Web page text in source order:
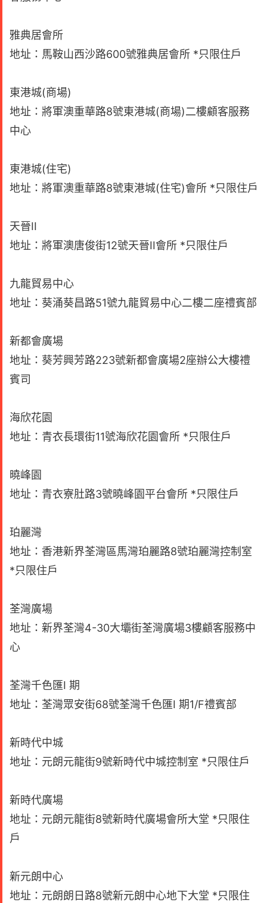
雅典居會所
地址：馬鞍山西沙路600號雅典居會所 *只限住戶
東港城(商場)
地址：將軍澳重華路8號東港城(商場)二樓顧客服務
中心
東港城(住宅)
地址：將軍澳重華路8號東港城(住宅)會所 *只限住戶
天晉II
地址：將軍澳唐俊街12號天晉II會所 *只限住戶
九龍貿易中心
地址：葵涌葵昌路51號九龍貿易中心二樓二座禮賓部
新都會廣場
地址：葵芳興芳路223號新都會廣場2座辦公大樓禮
賓司
海欣花園
地址：青衣長環街11號海欣花園會所 *只限住戶
曉峰園
地址：青衣寮肚路3號曉峰園平台會所 *只限住戶
珀麗灣
地址：香港新界荃灣區馬灣珀麗路8號珀麗灣控制室
*只限住戶
荃灣廣場
地址：新界荃灣4-30大壩街荃灣廣場3樓顧客服務中
心
荃灣千色匯I 期
地址：荃灣眾安街68號荃灣千色匯I 期1/F禮賓部
新時代中城
地址：元朗元龍街9號新時代中城控制室 *只限住戶
新時代廣場
地址：元朗元龍街8號新時代廣場會所大堂 *只限住
戶
新元朗中心
地址：元朗朗日路8號新元朗中心地下大堂 *只限住